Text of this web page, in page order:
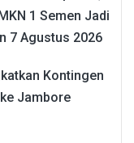
1 Semen Jadi
7 Agustus 2026
Kontingen
Jambore